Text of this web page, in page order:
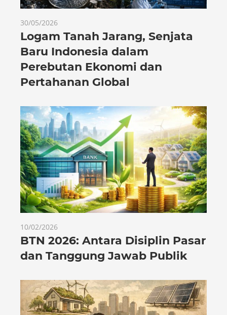
30/05/2026
Logam Tanah Jarang, Senjata
Baru Indonesia dalam
Perebutan Ekonomi dan
Pertahanan Global
10/02/2026
BTN 2026: Antara Disiplin Pasar
dan Tanggung Jawab Publik